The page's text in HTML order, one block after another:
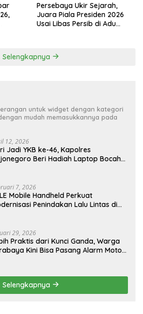
Persebaya Ukir Sejarah,
Juara Piala Presiden 2026
Usai Libas Persib di Adu
Selengkapnya
untuk widget dengan kategori
mudah memasukkannya pada
12, 2026
Jadi YKB ke-46, Kapolres
Beri Hadiah Laptop Bocah
7, 2026
Mobile Handheld Perkuat
Penindakan Lalu Lintas di
29, 2026
Praktis dari Kunci Ganda, Warga
Kini Bisa Pasang Alarm Motor
Selengkapnya